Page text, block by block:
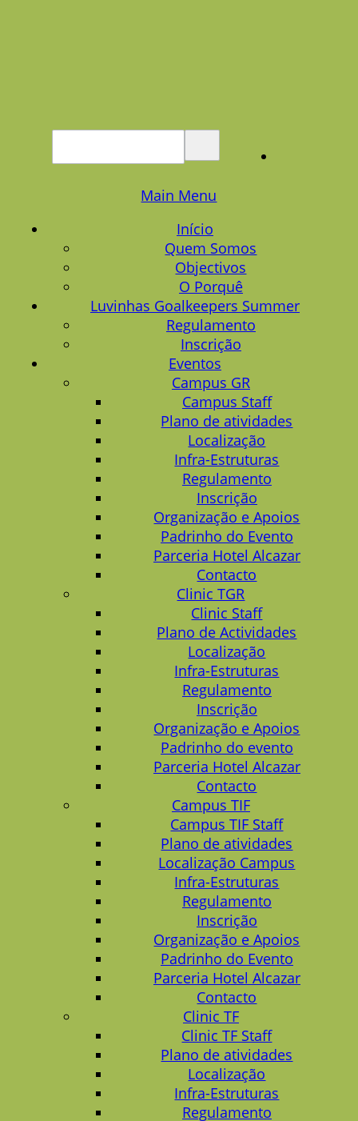
Main Menu
Início
Quem Somos
Objectivos
O Porquê
Luvinhas Goalkeepers Summer
Regulamento
Inscrição
Eventos
Campus GR
Campus Staff
Plano de atividades
Localização
Infra-Estruturas
Regulamento
Inscrição
Organização e Apoios
Padrinho do Evento
Parceria Hotel Alcazar
Contacto
Clinic TGR
Clinic Staff
Plano de Actividades
Localização
Infra-Estruturas
Regulamento
Inscrição
Organização e Apoios
Padrinho do evento
Parceria Hotel Alcazar
Contacto
Campus TIF
Campus TIF Staff
Plano de atividades
Localização Campus
Infra-Estruturas
Regulamento
Inscrição
Organização e Apoios
Padrinho do Evento
Parceria Hotel Alcazar
Contacto
Clinic TF
Clinic TF Staff
Plano de atividades
Localização
Infra-Estruturas
Regulamento